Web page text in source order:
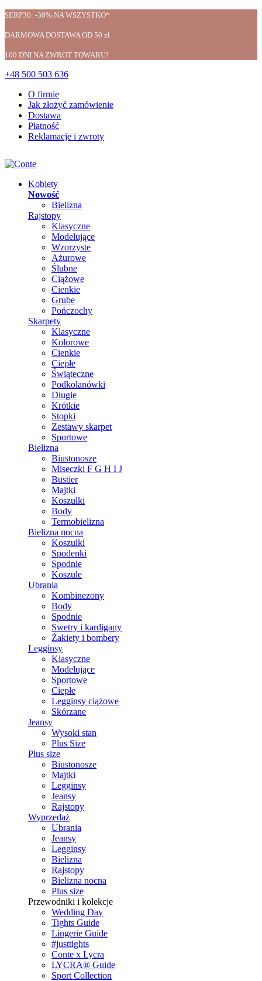
SERP30: -30% NA WSZYSTKO*
DARMOWA DOSTAWA OD 50 zł
100 DNI NA ZWROT TOWARU!
+48 500 503 636
O firmie
Jak złożyć zamówienie
Dostawa
Płatność
Reklamacje i zwroty
Kobiety
Nowość
Bielizna
Rajstopy
Klasyczne
Modelujące
Wzorzyste
Ażurowe
Ślubne
Ciążowe
Cienkie
Grube
Pończochy
Skarpety
Klasyczne
Kolorowe
Cienkie
Ciepłe
Świąteczne
Podkolanówki
Długie
Krótkie
Stopki
Zestawy skarpet
Sportowe
Bielizna
Biustonosze
Miseczki F G H I J
Bustier
Majtki
Koszulki
Body
Termobielizna
Bielizna nocna
Koszulki
Spodenki
Spodnie
Koszule
Ubrania
Kombinezony
Body
Spodnie
Swetry i kardigany
Żakiety i bombery
Legginsy
Klasyczne
Modelujące
Sportowe
Ciepłe
Legginsy ciążowe
Skórzane
Jeansy
Wysoki stan
Plus Size
Plus size
Biustonosze
Majtki
Legginsy
Jeansy
Rajstopy
Wyprzedaż
Ubrania
Jeansy
Legginsy
Bielizna
Rajstopy
Bielizna nocna
Plus size
Przewodniki i kolekcje
Wedding Day
Tights Guide
Lingerie Guide
#justtights
Conte x Lycra
LYCRA® Guide
Sport Сollection